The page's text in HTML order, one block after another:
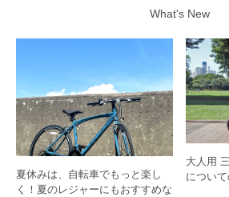
What's New
夏休みは、自転車でもっと楽し
く！夏のレジャーにもおすすめな
大人用
につい